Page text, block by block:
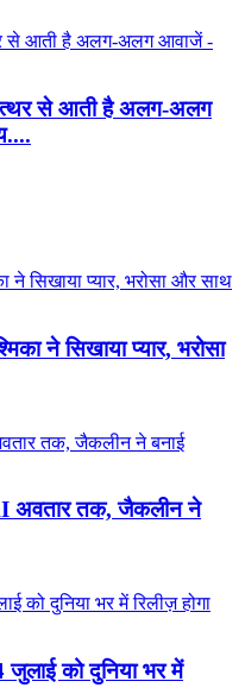
से आती है अलग-अलग
ने सिखाया प्यार, भरोसा
अवतार तक, जैकलीन ने
जुलाई को दुनिया भर में